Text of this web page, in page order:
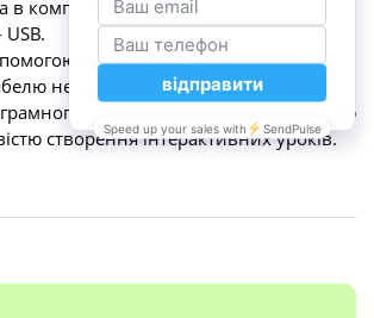
в комплекті.
USB інтерфейсу.
не менше – 4 м.
забезпечення українською
створення інтерактивних уроків.